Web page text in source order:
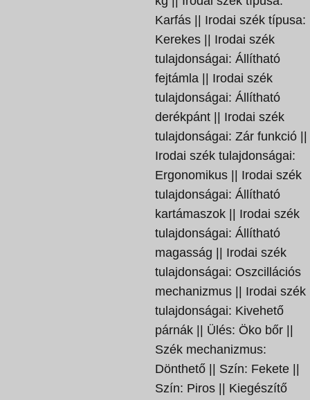
Karfás || Irodai szék típusa:
Kerekes || Irodai szék
tulajdonságai: Állítható
fejtámla || Irodai szék
tulajdonságai: Állítható
derékpánt || Irodai szék
tulajdonságai: Zár funkció ||
Irodai szék tulajdonságai:
Ergonomikus || Irodai szék
tulajdonságai: Állítható
kartámaszok || Irodai szék
tulajdonságai: Állítható
magasság || Irodai szék
tulajdonságai: Oszcillációs
mechanizmus || Irodai szék
tulajdonságai: Kivehető
párnák || Ülés: Öko bőr ||
Szék mechanizmus:
Dönthető || Szín: Fekete ||
Szín: Piros || Kiegészítő